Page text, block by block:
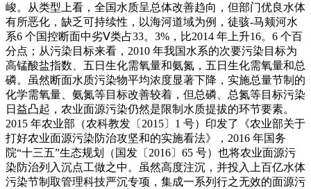
峻。从类型上看，全国水质呈总体改善趋向，但部门优良水体
有所恶化，缺乏可持续性，以海河道域为例，徒骇-马颊河水
系6 个国控断面中劣Ⅴ类占33。3%，比2014 年上升16。6 个百
分点；从污染目标来看，2010 年我国水系的次要污染目标为
高锰酸盐指数、五日生化需氧量和氨氮，五日生化需氧量和总
磷。虽然断面水质污染物平均浓度显著下降，实施总量节制的
化学需氧量、氨氮等目标改善较着，但总磷、总氮等目标污染
日益凸起，农业面源污染仍然是限制水质提拔的环节要素。
2015 年农业部（农科教发〔2015〕1 号）印发了《农业部关于
打好农业面源污染防治攻坚和的实施看法》，2016 年国务
院“十三五”生态规划（国发〔2016〕65 号）也将农业面源污
染防治列入沉点工做之中。虽然高度注沉，并投入上百亿水体
污染节制取管理科技严沉专项，集成一系列行之无效的面源污